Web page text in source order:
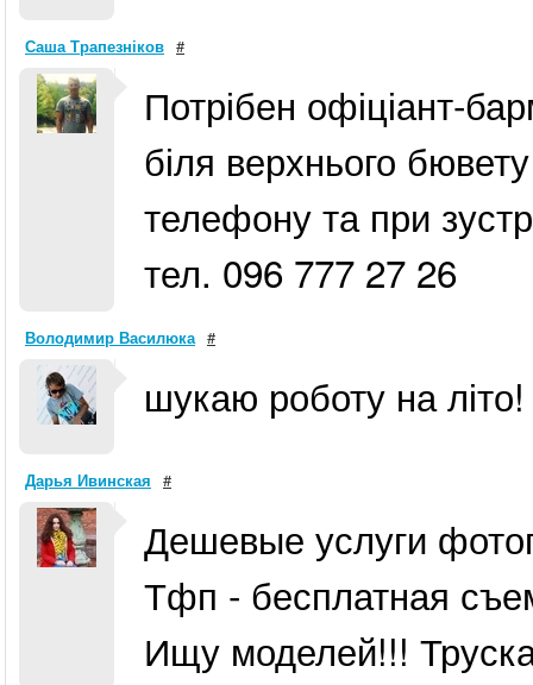
Саша Трапезніков #
Потрібен офіціант-
біля верхнього
телефону та при
тел. 096 777 27 26
Володимир Василюка #
шукаю роботу на літо!
Дарья Ивинская #
Дешевые услуги
Тфп - бесплатная
Ищу моделей!!!